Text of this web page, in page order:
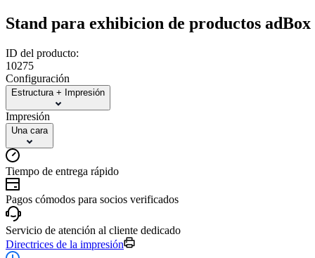
Stand para exhibicion de productos
ID del producto:
10275
Configuración
Estructura + Impresión
Impresión
Una cara
Tiempo de entrega rápido
Pagos cómodos para socios verificados
Servicio de atención al cliente dedicado
Directrices de la impresión